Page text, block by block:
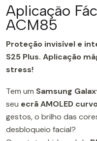
Aplicação
ACM85
Proteção invisível e
S25 Plus. Aplicação
stress!
Tem um Samsung
seu ecrã AMOLED
gestos, o brilho das
desbloqueio facial?